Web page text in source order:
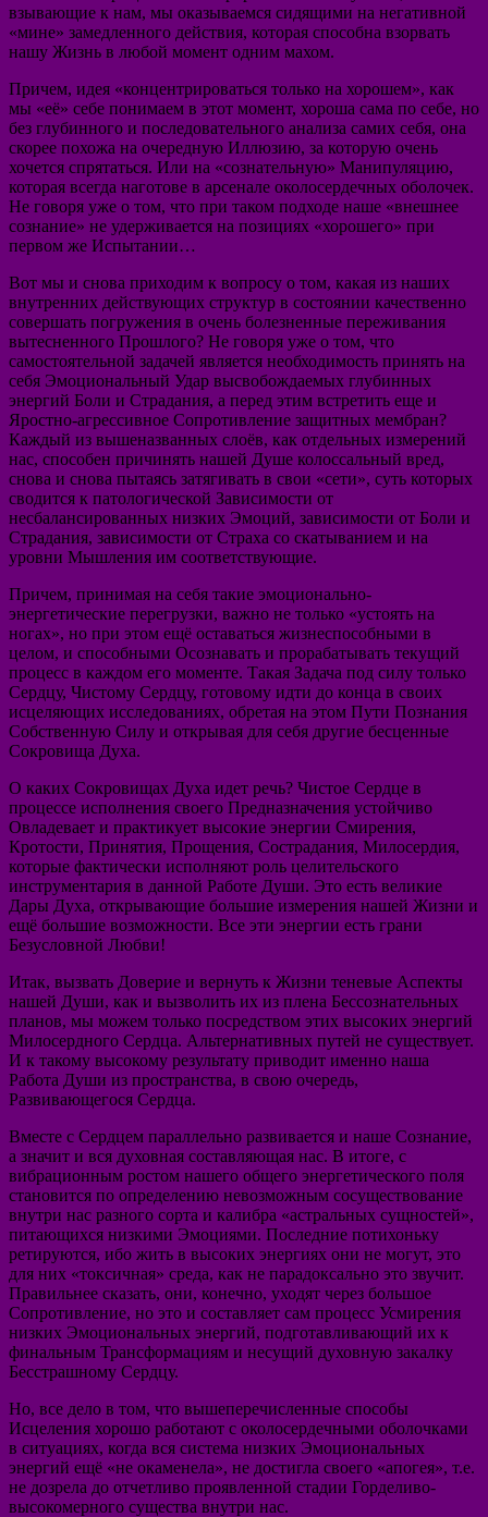
взывающие к нам, мы оказываемся сидящими на негативной
«мине» замедленного действия, которая способна взорвать
нашу Жизнь в любой момент одним махом.
Причем, идея «концентрироваться только на хорошем», как
мы «её» себе понимаем в этот момент, хороша сама по себе, но
без глубинного и последовательного анализа самих себя, она
скорее похожа на очередную Иллюзию, за которую очень
хочется спрятаться. Или на «сознательную» Манипуляцию,
которая всегда наготове в арсенале околосердечных оболочек.
Не говоря уже о том, что при таком подходе наше «внешнее
сознание» не удерживается на позициях «хорошего» при
первом же Испытании…
Вот мы и снова приходим к вопросу о том, какая из наших
внутренних действующих структур в состоянии качественно
совершать погружения в очень болезненные переживания
вытесненного Прошлого? Не говоря уже о том, что
самостоятельной задачей является необходимость принять на
себя Эмоциональный Удар высвобождаемых глубинных
энергий Боли и Страдания, а перед этим встретить еще и
Яростно-агрессивное Сопротивление защитных мембран?
Каждый из вышеназванных слоёв, как отдельных измерений
нас, способен причинять нашей Душе колоссальный вред,
снова и снова пытаясь затягивать в свои «сети», суть которых
сводится к патологической Зависимости от
несбалансированных низких Эмоций, зависимости от Боли и
Страдания, зависимости от Страха со скатыванием и на
уровни Мышления им соответствующие.
Причем, принимая на себя такие эмоционально-
энергетические перегрузки, важно не только «устоять на
ногах», но при этом ещё оставаться жизнеспособными в
целом, и способными Осознавать и прорабатывать текущий
процесс в каждом его моменте. Такая Задача под силу только
Сердцу, Чистому Сердцу, готовому идти до конца в своих
исцеляющих исследованиях, обретая на этом Пути Познания
Собственную Силу и открывая для себя другие бесценные
Сокровища Духа.
О каких Сокровищах Духа идет речь? Чистое Сердце в
процессе исполнения своего Предназначения устойчиво
Овладевает и практикует высокие энергии Смирения,
Кротости, Принятия, Прощения, Сострадания, Милосердия,
которые фактически исполняют роль целительского
инструментария в данной Работе Души. Это есть великие
Дары Духа, открывающие большие измерения нашей Жизни и
ещё большие возможности. Все эти энергии есть грани
Безусловной Любви!
Итак, вызвать Доверие и вернуть к Жизни теневые Аспекты
нашей Души, как и вызволить их из плена Бессознательных
планов, мы можем только посредством этих высоких энергий
Милосердного Сердца. Альтернативных путей не существует.
И к такому высокому результату приводит именно наша
Работа Души из пространства, в свою очередь,
Развивающегося Сердца.
Вместе с Сердцем параллельно развивается и наше Сознание,
а значит и вся духовная составляющая нас. В итоге, с
вибрационным ростом нашего общего энергетического поля
становится по определению невозможным сосуществование
внутри нас разного сорта и калибра «астральных сущностей»,
питающихся низкими Эмоциями. Последние потихоньку
ретируются, ибо жить в высоких энергиях они не могут, это
для них «токсичная» среда, как не парадоксально это звучит.
Правильнее сказать, они, конечно, уходят через большое
Сопротивление, но это и составляет сам процесс Усмирения
низких Эмоциональных энергий, подготавливающий их к
финальным Трансформациям и несущий духовную закалку
Бесстрашному Сердцу.
Но, все дело в том, что вышеперечисленные способы
Исцеления хорошо работают с околосердечными оболочками
в ситуациях, когда вся система низких Эмоциональных
энергий ещё «не окаменела», не достигла своего «апогея», т.е.
не дозрела до отчетливо проявленной стадии Горделиво-
высокомерного существа внутри нас.